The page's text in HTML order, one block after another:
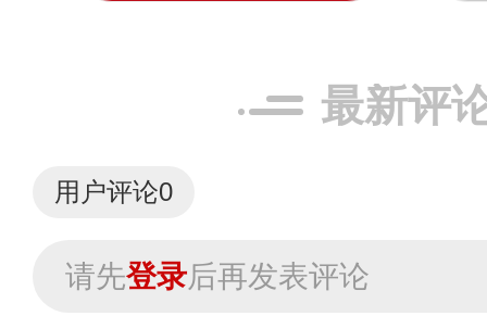
最新评
用户评论0
请先登录后再发表评论